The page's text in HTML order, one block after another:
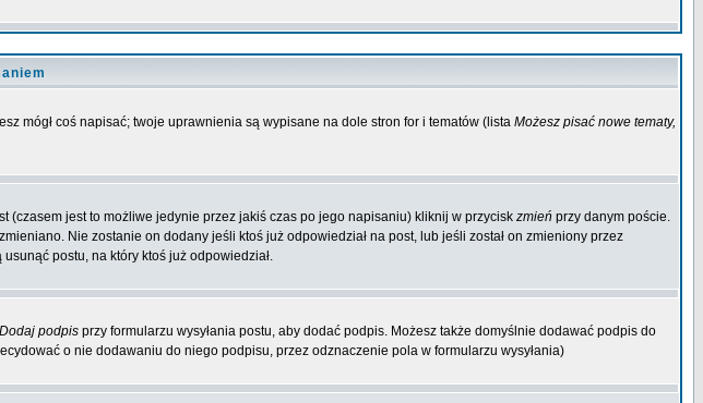
mógł coś napisać; twoje uprawnienia są wypisane na dole stron for i tematów (lista Możesz pisać nowe tematy,
(czasem jest to możliwe jedynie przez jakiś czas po jego napisaniu) kliknij w przycisk zmień przy danym poście.
Nie zostanie on dodany jeśli ktoś już odpowiedział na post, lub jeśli został on zmieniony przez
postu, na który ktoś już odpowiedział.
Dodaj podpis przy formularzu wysyłania postu, aby dodać podpis. Możesz także domyślnie dodawać podpis do
o nie dodawaniu do niego podpisu, przez odznaczenie pola w formularzu wysyłania)